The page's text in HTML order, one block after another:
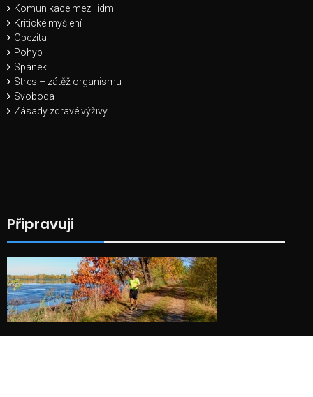
Komunikace mezi lidmi
Kritické myšlení
Obezita
Pohyb
Spánek
Stres – zátěž organismu
Svoboda
Zásady zdravé výživy
Připravuji